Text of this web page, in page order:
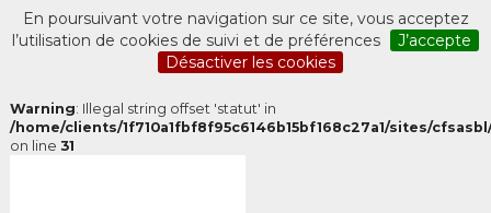
En poursuivant votre navigation sur ce site, vous acceptez
l’utilisation de cookies de suivi et de préférences
J’accepte
Désactiver les cookies
Warning: Illegal string offset 'statut' in
/home/clients/1f710a1fbf8f95c6146b15bf168c27a1/sites/
on line 31